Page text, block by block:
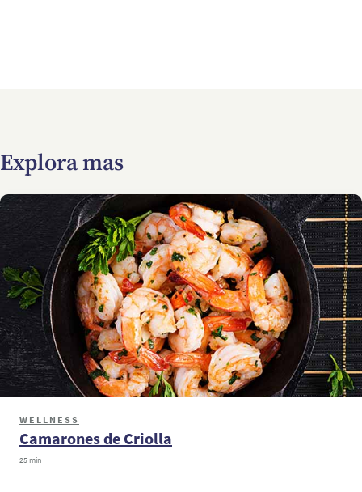
Explora mas
WELLNESS
Camarones de Criolla
25 min